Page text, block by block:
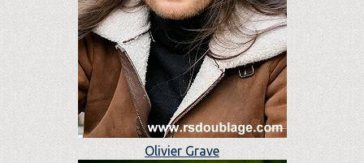
Olivier Grave